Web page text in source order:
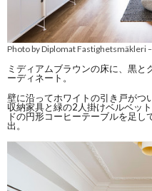
Photo by Diplomat Fastighetsmäkleri–
ミディアムブラウンの床に、黒と
ーディネート。
壁に沿ってホワイトの引き戸がつ
収納家具と緑の2人掛けベルベッ
ドの円形コーヒーテーブルを足
出。